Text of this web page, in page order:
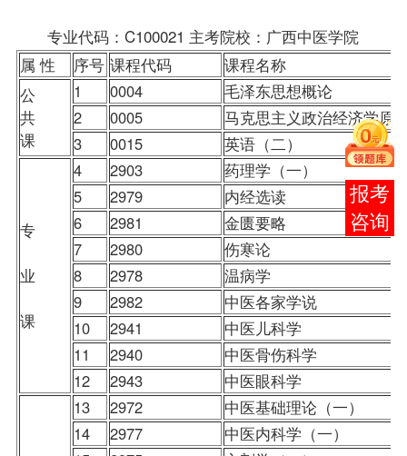
专业代码：C100021 主考院校：广西中医学院
属 性 序号 课程代码
课程名称
公
共
课
1 0004
毛泽东思想概论
2
0005
马克思主义政治经济学原
3
0015 英语（二）
专
业
课
4 2903
药理学（一）
5
2979
内经选读
6
2981
金匮要略
7
2980
伤寒论
8
2978
温病学
9
2982
中医各家学说
10
2941
中医儿科学
11
2940
中医骨伤科学
12
2943 中医眼科学
13 2972
中医基础理论（一）
14
2977
中医内科学（一）
报考
咨询